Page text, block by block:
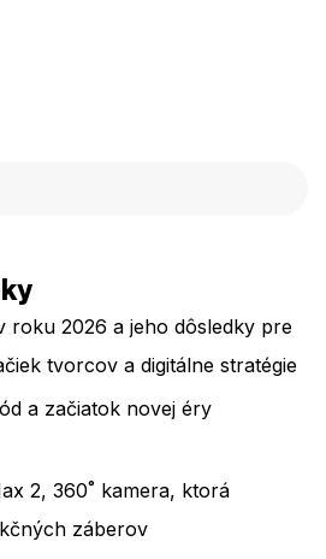
roku 2026 a jeho dôsledky pre
tvorcov a digitálne stratégie
a začiatok novej éry
2, 360˚ kamera, ktorá
záberov